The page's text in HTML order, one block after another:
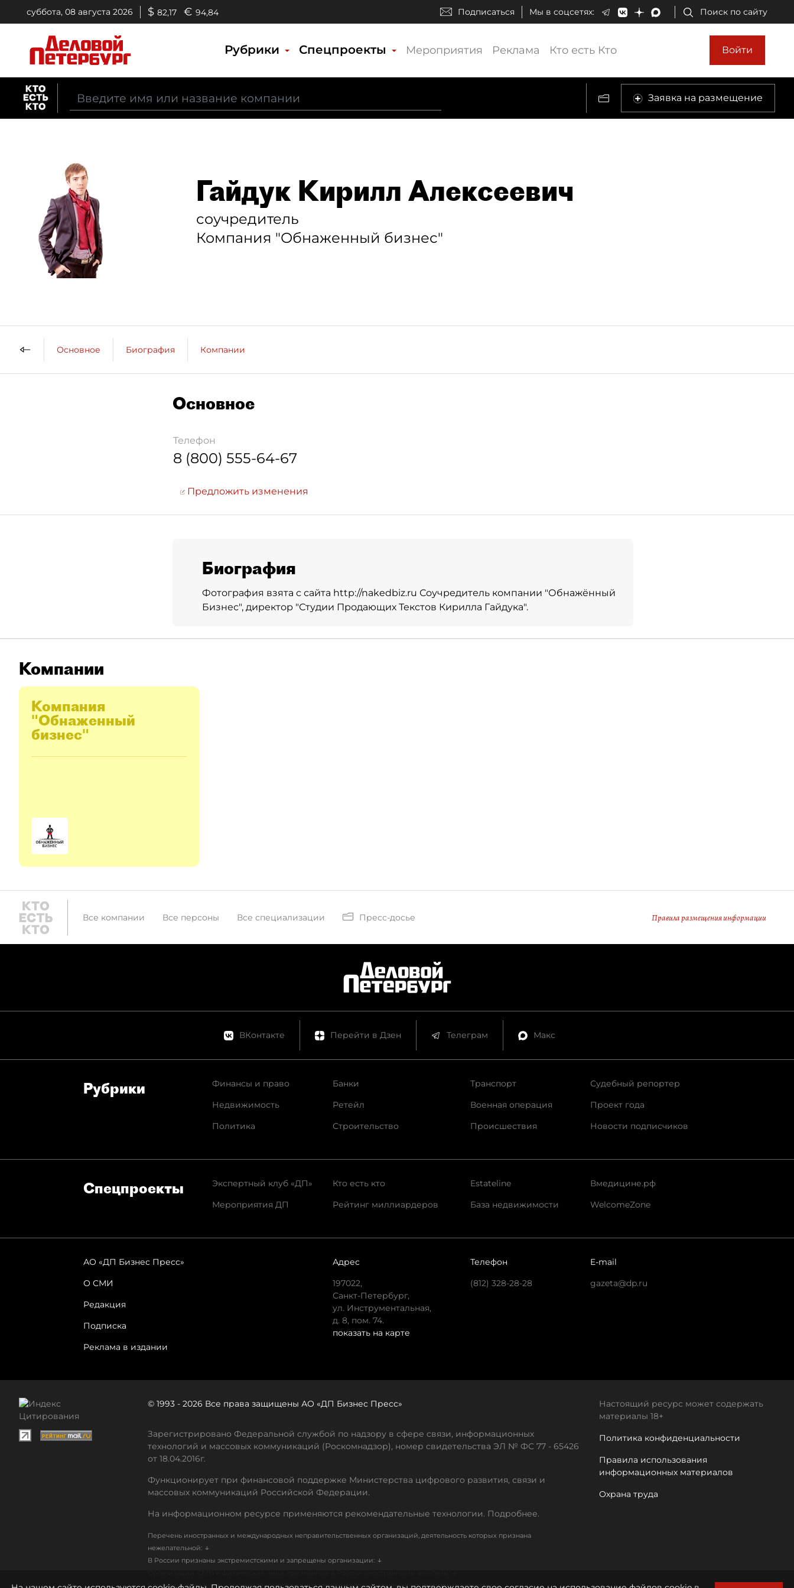
суббота, 08 августа 2026 $ 82,17 € 94,84 Подписаться Мы в соцсетях: Поиск по сайту
Рубрики Спецпроекты Мероприятия Реклама Кто есть Кто Войти
Заявка на размещение
Гайдук Кирилл Алексеевич
соучредитель
Компания "Обнаженный бизнес"
Основное Биография Компании
Основное
Телефон
8 (800) 555-64-67
Предложить изменения
Биография
Фотография взята с сайта http://nakedbiz.ru Соучредитель компании "Обнажённый
Бизнес", директор "Студии Продающих Текстов Кирилла Гайдука".
Компании
Компания
"Обнаженный
бизнес"
Все компании Все персоны Все специализации Пресс-досье Правила размещения информации
ВКонтакте Перейти в Дзен Телеграм Макс
Рубрики
Финансы и право
Недвижимость
Политика
Банки
Ретейл
Строительство
Транспорт
Военная операция
Происшествия
Судебный репортер
Проект года
Новости подписчиков
Спец­проекты
Экспертный клуб «ДП»
Мероприятия ДП
Кто есть кто
Рейтинг миллиардеров
Estateline
База недвижимости
Вмедицине.рф
WelcomeZone
АО «ДП Бизнес Пресс»
О СМИ
Редакция
Подписка
Реклама в издании
Адрес
197022,
Санкт-Петербург,
ул. Инструментальная,
д. 8, пом. 74.
показать на карте
Телефон
(812) 328-28-28
E-mail
gazeta@dp.ru
© 1993 - 2026 Все права защищены АО «ДП Бизнес Пресс»
Зарегистрировано Федеральной службой по надзору в сфере связи, информационных
технологий и массовых коммуникаций (Роскомнадзор), номер свидетельства ЭЛ № ФС 77 - 65426
от 18.04.2016г.
Функционирует при финансовой поддержке Министерства цифрового развития, связи и
массовых коммуникаций Российской Федерации.
На информационном ресурсе применяются рекомендательные технологии. Подробнее.
Перечень иностранных и международных неправительственных организаций, деятельность которых признана
нежелательной: ↓
В России признаны экстремистскими и запрещены организации: ↓
Список организаций, в том числе иностранных и международных, признанных террористическими↓
Настоящий ресурс может содержать
материалы 18+
Политика конфиденциальности
Правила использования
информационных материалов
Охрана труда